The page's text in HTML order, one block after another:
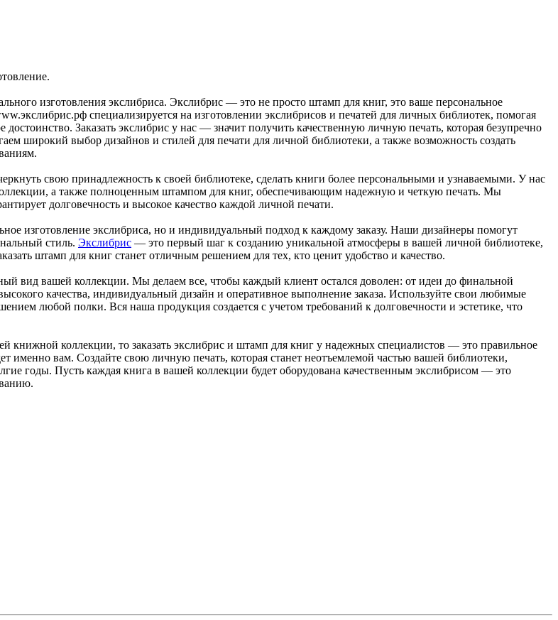
изготовления экслибриса. Экслибрис — это не просто штамп для книг, это ваше персональное
специализируется на изготовлении экслибрисов и печатей для личных библиотек, помогая
Заказать экслибрис у нас — значит получить качественную личную печать, которая безупречно
широкий выбор дизайнов и стилей для печати для личной библиотеки, а также возможность создать
свою принадлежность к своей библиотеке, сделать книги более персональными и узнаваемыми. У нас
а также полноценным штампом для книг, обеспечивающим надежную и четкую печать. Мы
долговечность и высокое качество каждой личной печати.
изготовление экслибриса, но и индивидуальный подход к каждому заказу. Наши дизайнеры помогут
стиль. Экслибрис — это первый шаг к созданию уникальной атмосферы в вашей личной библиотеке,
штамп для книг станет отличным решением для тех, кто ценит удобство и качество.
вид вашей коллекции. Мы делаем все, чтобы каждый клиент остался доволен: от идеи до финальной
качества, индивидуальный дизайн и оперативное выполнение заказа. Используйте свои любимые
любой полки. Вся наша продукция создается с учетом требований к долговечности и эстетике, что
книжной коллекции, то заказать экслибрис и штамп для книг у надежных специалистов — это правильное
именно вам. Создайте свою личную печать, которая станет неотъемлемой частью вашей библиотеки,
годы. Пусть каждая книга в вашей коллекции будет оборудована качественным экслибрисом — это